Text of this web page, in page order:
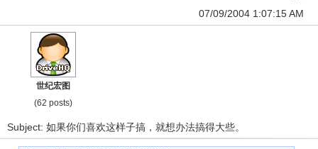
07/09/2004 1:07:15 AM
世纪宏图
(62 posts)
Subject: 如果你们喜欢这样子搞，就想办法搞得大些。